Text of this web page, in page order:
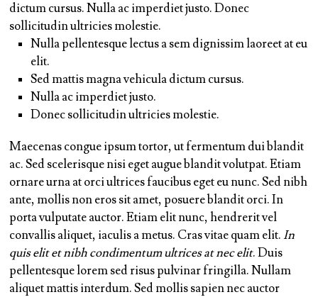
dictum cursus. Nulla ac imperdiet justo. Donec
sollicitudin ultricies molestie.
Nulla pellentesque lectus a sem dignissim laoreet at eu
elit.
Sed mattis magna vehicula dictum cursus.
Nulla ac imperdiet justo.
Donec sollicitudin ultricies molestie.
Maecenas congue ipsum tortor, ut fermentum dui blandit
ac.Sed scelerisque nisi eget augue blandit volutpat.Etiam
ornare urna at orci ultrices faucibus eget eu nunc. Sed nibh
ante, mollis non eros sit amet, posuere blandit orci. In
porta vulputate auctor. Etiam elit nunc, hendrerit vel
convallis aliquet, iaculis a metus. Cras vitae quam elit.In
quis elit et nibh condimentum ultrices at nec elit. Duis
pellentesque lorem sed risus pulvinar fringilla. Nullam
aliquet mattis interdum. Sed mollis sapien nec auctor